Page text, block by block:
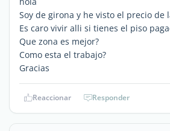
Soy de girona y he visto el precio de
Es caro vivir alli si tienes el piso
Que zona es mejor?
Como esta el trabajo?
Gracias
Reaccionar Responder